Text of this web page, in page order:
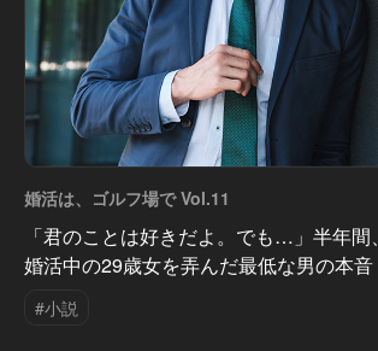
婚活は、ゴルフ場で Vol.11
「君のことは好きだよ。でも…」半年間、
婚活中の29歳女を弄んだ最低な男の本音
#小説